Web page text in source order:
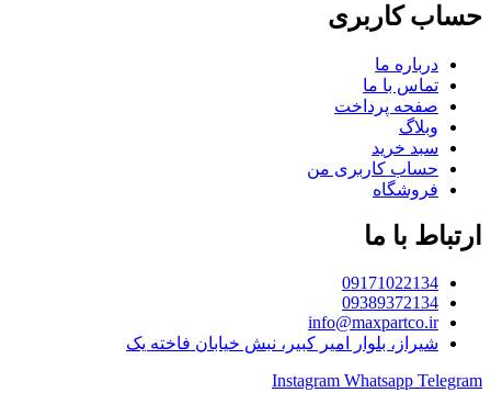
حساب کاربری
درباره ما
تماس با ما
صفحه پرداخت
وبلاگ
سبد خرید
حساب کاربری من
فروشگاه
ارتباط با ما
09171022134
09389372134
info@maxpartco.ir
شیراز، بلوار امیر کبیر، نبش خیابان فاخته یک
Instagram Whatsapp Telegram